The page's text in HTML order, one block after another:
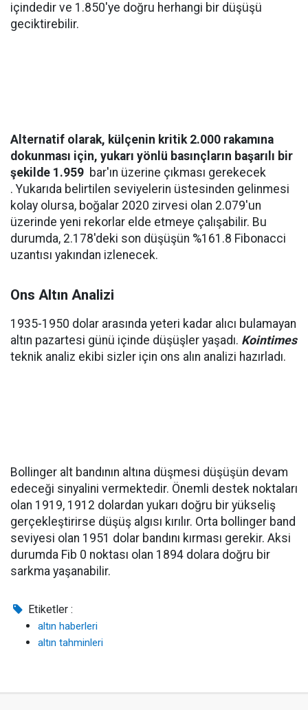
içindedir ve 1.850'ye doğru herhangi bir düşüşü
geciktirebilir.
Alternatif olarak, külçenin kritik 2.000 rakamına
dokunması için, yukarı yönlü basınçların başarılı bir
şekilde 1.959 bar'ın üzerine çıkması gerekecek
. Yukarıda belirtilen seviyelerin üstesinden gelinmesi
kolay olursa, boğalar 2020 zirvesi olan 2.079'un
üzerinde yeni rekorlar elde etmeye çalışabilir. Bu
durumda, 2.178'deki son düşüşün %161.8 Fibonacci
uzantısı yakından izlenecek.
Ons Altın Analizi
1935-1950 dolar arasında yeteri kadar alıcı bulamayan
altın pazartesi günü içinde düşüşler yaşadı. Kointimes
teknik analiz ekibi sizler için ons alın analizi hazırladı.
Bollinger alt bandının altına düşmesi düşüşün devam
edeceği sinyalini vermektedir. Önemli destek noktaları
olan 1919, 1912 dolardan yukarı doğru bir yükseliş
gerçekleştirirse düşüş algısı kırılır. Orta bollinger band
seviyesi olan 1951 dolar bandını kırması gerekir. Aksi
durumda Fib 0 noktası olan 1894 dolara doğru bir
sarkma yaşanabilir.
Etiketler :
altın haberleri
altın tahminleri